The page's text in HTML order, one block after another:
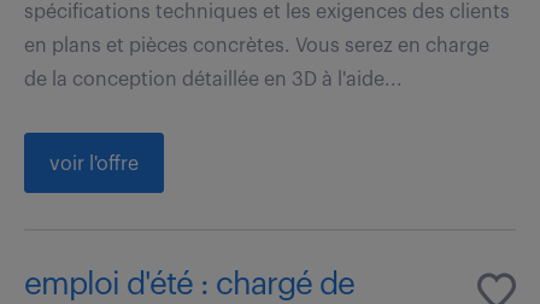
spécifications techniques et les exigences des clients
en plans et pièces concrètes. Vous serez en charge
de la conception détaillée en 3D à l'aide...
voir l'offre
emploi d'été : chargé de